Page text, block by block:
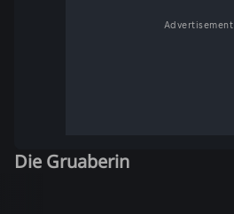
Advertisement
Die Gruaberin